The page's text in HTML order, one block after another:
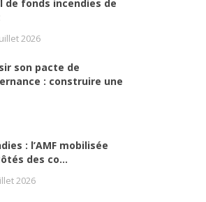
de fonds incendies de
2026
son pacte de
: construire une
: l’AMF mobilisée
des co...
2026